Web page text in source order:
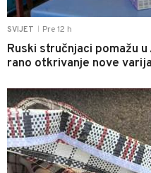
SVIJET Pre 12 h
Ruski stručnjaci pomažu
rano otkrivanje nove